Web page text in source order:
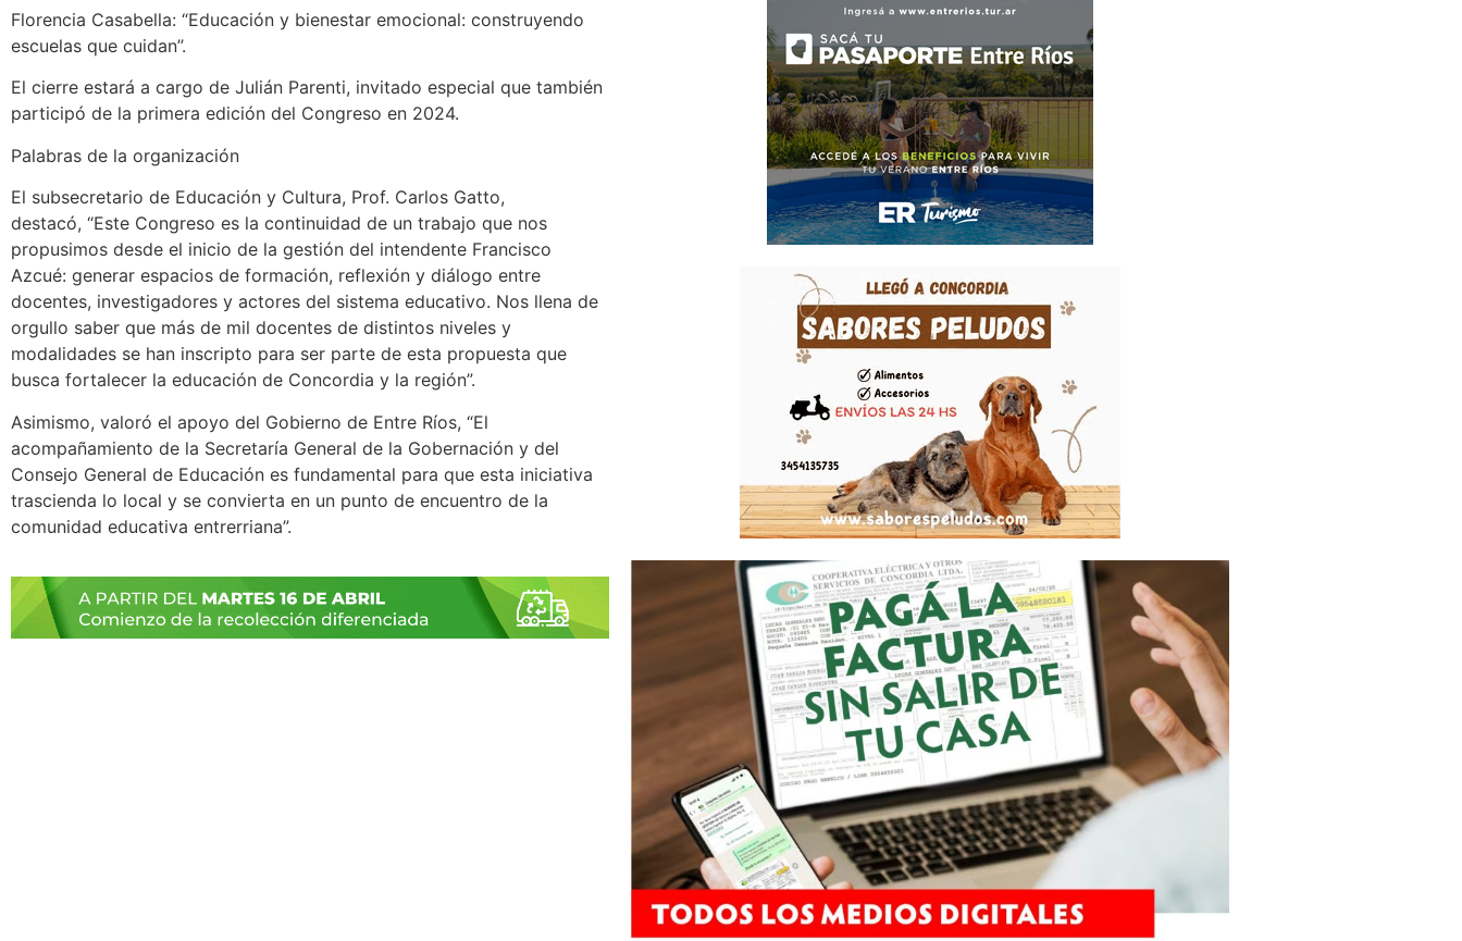
Florencia Casabella: “Educación y bienestar emocional: construyendo
escuelas que cuidan”.
El cierre estará a cargo de Julián Parenti, invitado especial que también
participó de la primera edición del Congreso en 2024.
Palabras de la organización
El subsecretario de Educación y Cultura, Prof. Carlos Gatto,
destacó, “Este Congreso es la continuidad de un trabajo que nos
propusimos desde el inicio de la gestión del intendente Francisco
Azcué: generar espacios de formación, reflexión y diálogo entre
docentes, investigadores y actores del sistema educativo. Nos llena de
orgullo saber que más de mil docentes de distintos niveles y
modalidades se han inscripto para ser parte de esta propuesta que
busca fortalecer la educación de Concordia y la región”.
Asimismo, valoró el apoyo del Gobierno de Entre Ríos, “El
acompañamiento de la Secretaría General de la Gobernación y del
Consejo General de Educación es fundamental para que esta iniciativa
trascienda lo local y se convierta en un punto de encuentro de la
comunidad educativa entrerriana”.